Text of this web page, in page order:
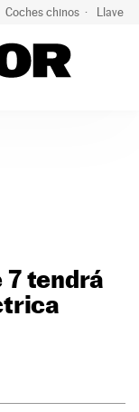
Coches chinos Llaves
7 tendrá